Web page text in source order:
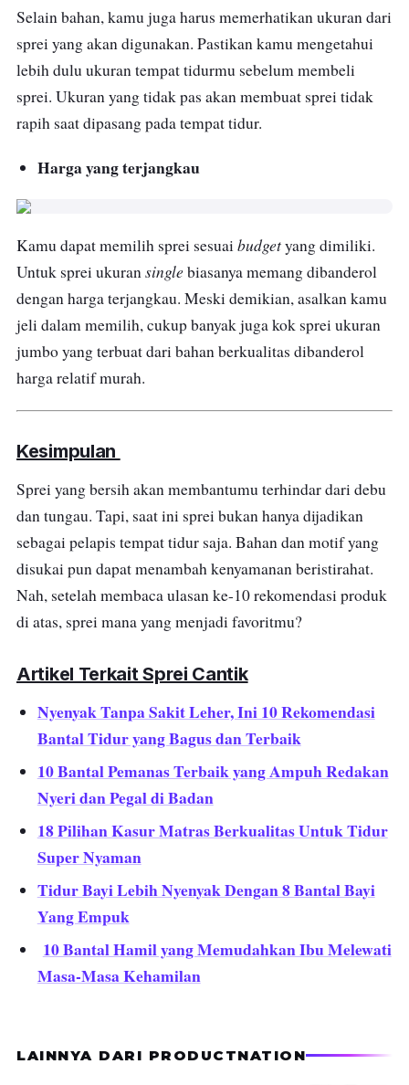
Selain bahan, kamu juga harus memerhatikan ukuran dari
sprei yang akan digunakan. Pastikan kamu mengetahui
lebih dulu ukuran tempat tidurmu sebelum membeli
sprei. Ukuran yang tidak pas akan membuat sprei tidak
rapih saat dipasang pada tempat tidur.
Harga yang terjangkau
Kamu dapat memilih sprei sesuaibudgetyang dimiliki.
Untuk sprei ukuransingle biasanya memang dibanderol
dengan harga terjangkau. Meski demikian, asalkan kamu
jeli dalam memilih, cukup banyak juga kok sprei ukuran
jumbo yang terbuat dari bahan berkualitas dibanderol
harga relatif murah.
Kesimpulan
Sprei yang bersih akan membantumu terhindar dari debu
dan tungau. Tapi, saat ini sprei bukan hanya dijadikan
sebagai pelapis tempat tidur saja. Bahan dan motif yang
disukai pun dapat menambah kenyamanan beristirahat.
Nah, setelah membaca ulasan ke-10 rekomendasi produk
di atas, sprei mana yang menjadi favoritmu?
Artikel Terkait Sprei Cantik
Nyenyak Tanpa Sakit Leher, Ini 10 Rekomendasi
Bantal Tidur yang Bagus dan Terbaik
10 Bantal Pemanas Terbaik yang Ampuh Redakan
Nyeri dan Pegal di Badan
18 Pilihan Kasur Matras Berkualitas Untuk Tidur
Super Nyaman
Tidur Bayi Lebih Nyenyak Dengan 8 Bantal Bayi
Yang Empuk
10 Bantal Hamil yang Memudahkan Ibu Melewati
Masa-Masa Kehamilan
LAINNYA DARI PRODUCTNATION